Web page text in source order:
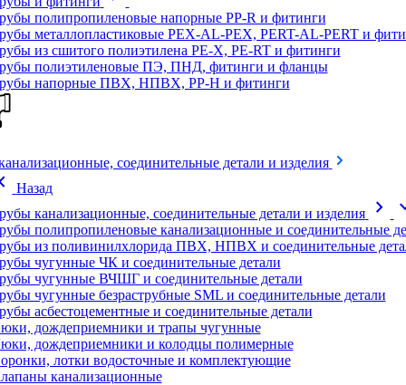
полипропиленовые напорные PP-R и фитинги
металлопластиковые PEX-AL-PEX, PERT-AL-PERT и
из сшитого полиэтилена PE-X, PE-RT и фитинги
полиэтиленовые ПЭ, ПНД, фитинги и фланцы
напорные ПВХ, НПВХ, PP-H и фитинги
соединительные детали и изделия
Назад
канализационные, соединительные детали и изделия
chevron_right
полипропиленовые канализационные и соединительные
из поливинилхлорида ПВХ, НПВХ и соединительные
чугунные ЧК и соединительные детали
чугунные ВЧШГ и соединительные детали
чугунные безраструбные SML и соединительные детали
асбестоцементные и соединительные детали
дождеприемники и трапы чугунные
дождеприемники и колодцы полимерные
лотки водосточные и комплектующие
канализационные